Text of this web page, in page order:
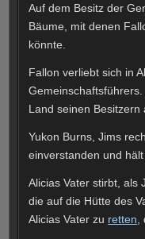
Auf dem Besitz der
Bäume, mit denen
könnte.
Fallon verliebt sich in
Land seinen
Yukon Burns, Jims
einverstanden und
Alicias Vater stirbt, als
die auf die Hütte des
Alicias Vater zu retten,